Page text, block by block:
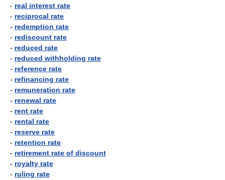
- real interest rate
- reciprocal rate
- redemption rate
- rediscount rate
- reduced rate
- reduced withholding rate
- reference rate
- refinancing rate
- remuneration rate
- renewal rate
- rent rate
- rental rate
- reserve rate
- retention rate
- retirement rate of discount
- royalty rate
- ruling rate